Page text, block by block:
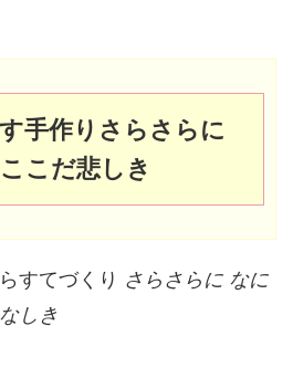
手作りさらさらに
こだ悲しき
すてづくり さらさらに なに
しき